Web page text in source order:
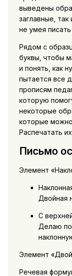
выведены
заглавные, так
не умея
Рядом с
буквы, чтобы
и понять, как
пытается все
прописям
которую
некоторые
которые
Распечатать
Письмо
Элемент
Двойная
С
Делаю
Элемент
Речевая